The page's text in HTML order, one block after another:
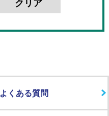
よくある質問